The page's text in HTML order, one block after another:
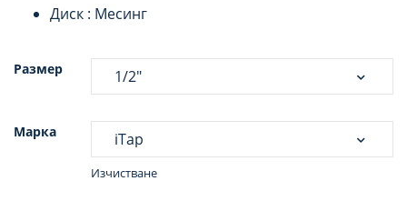
Диск : Месинг
Размер
Марка
Изчистване